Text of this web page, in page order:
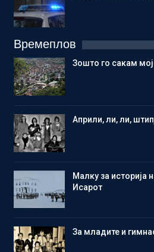
Времеплов
Зошто го сакам
Aприли, ли, ли,
Малку за историја
Исарот
Зa младите и